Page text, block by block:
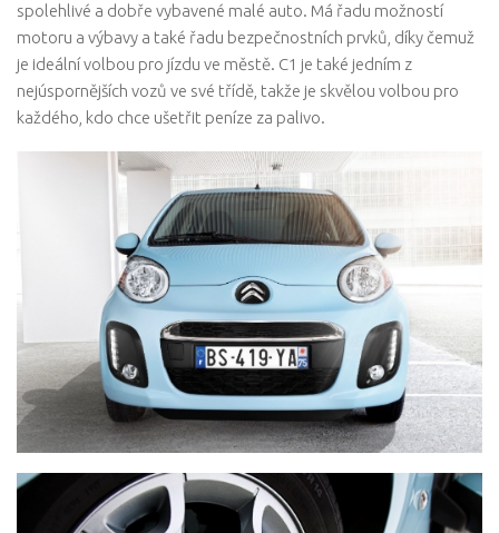
spolehlivé a dobře vybavené malé auto. Má řadu možností
motoru a výbavy a také řadu bezpečnostních prvků, díky čemuž
je ideální volbou pro jízdu ve městě. C1 je také jedním z
nejúspornějších vozů ve své třídě, takže je skvělou volbou pro
každého, kdo chce ušetřit peníze za palivo.